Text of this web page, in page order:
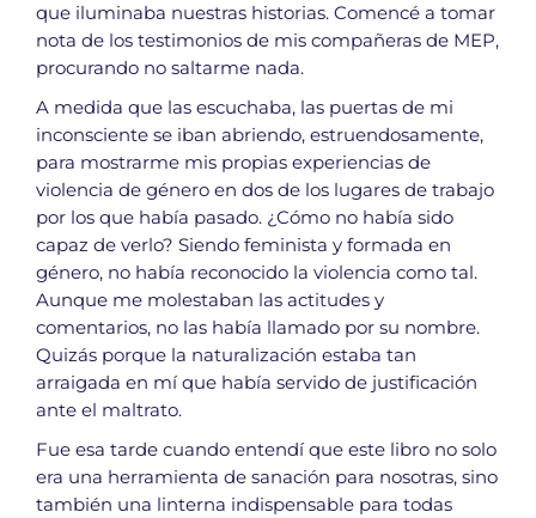
que iluminaba nuestras historias. Comencé a tomar
nota de los testimonios de mis compañeras de MEP,
procurando no saltarme nada.
A medida que las escuchaba, las puertas de mi
inconsciente se iban abriendo, estruendosamente,
para mostrarme mis propias experiencias de
violencia de género en dos de los lugares de trabajo
por los que había pasado. ¿Cómo no había sido
capaz de verlo? Siendo feminista y formada en
género, no había reconocido la violencia como tal.
Aunque me molestaban las actitudes y
comentarios, no las había llamado por su nombre.
Quizás porque la naturalización estaba tan
arraigada en mí que había servido de justificación
ante el maltrato.
Fue esa tarde cuando entendí que este libro no solo
era una herramienta de sanación para nosotras, sino
también una linterna indispensable para todas